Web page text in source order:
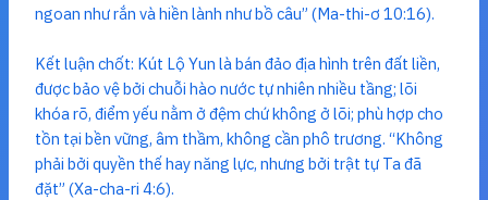
ngoan như rắn và hiền lành như bồ câu” (Ma-thi-ơ 10:16).
Kết luận chốt: Kút Lộ Yun là bán đảo địa hình trên đất liền,
được bảo vệ bởi chuỗi hào nước tự nhiên nhiều tầng; lõi
khóa rõ, điểm yếu nằm ở đệm chứ không ở lõi; phù hợp cho
tồn tại bền vững, âm thầm, không cần phô trương. “Không
phải bởi quyền thế hay năng lực, nhưng bởi trật tự Ta đã
đặt” (Xa-cha-ri 4:6).